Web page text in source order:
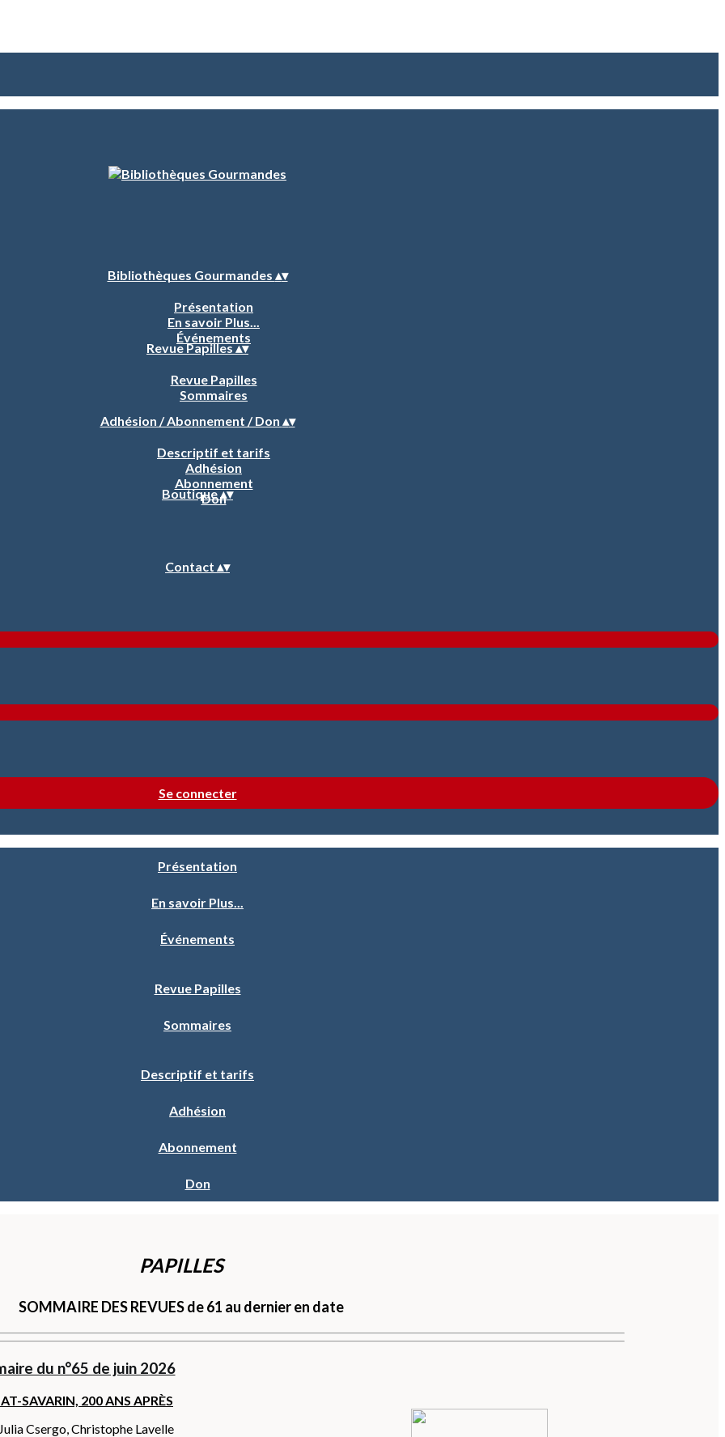
Bibliothèques Gourmandes ▴▾
Présentation
En savoir Plus...
Événements
Revue Papilles▴▾
Revue Papilles
Sommaires
Adhésion / Abonnement / Don ▴▾
Descriptif et tarifs
Adhésion
Abonnement
Don
Boutique▴▾
Contact ▴▾
Se connecter
Présentation
En savoir Plus...
Événements
Revue Papilles
Sommaires
Descriptif et tarifs
Adhésion
Abonnement
Don
PAPILLES
SOMMAIRE DES REVUES de 61 au dernier en date
du n°65 de juin 2026
SAVARIN, 200 ANS APRÈS
Csergo, Christophe Lavelle